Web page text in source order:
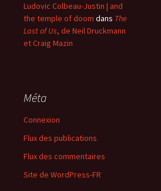
Ludovic Colbeau-Justin | and
the temple of doom dans The
Last of Us, de Neil Druckmann
et Craig Mazin
Méta
Connexion
Flux des publications
Flux des commentaires
Site de WordPress-FR